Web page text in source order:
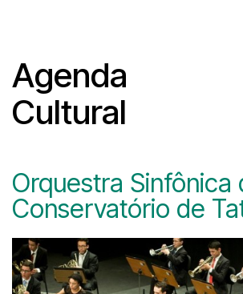
Agenda
Cultural
Orquestra Sinfônica
Conservatório de